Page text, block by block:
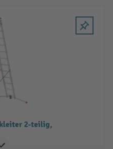
2-teilig,